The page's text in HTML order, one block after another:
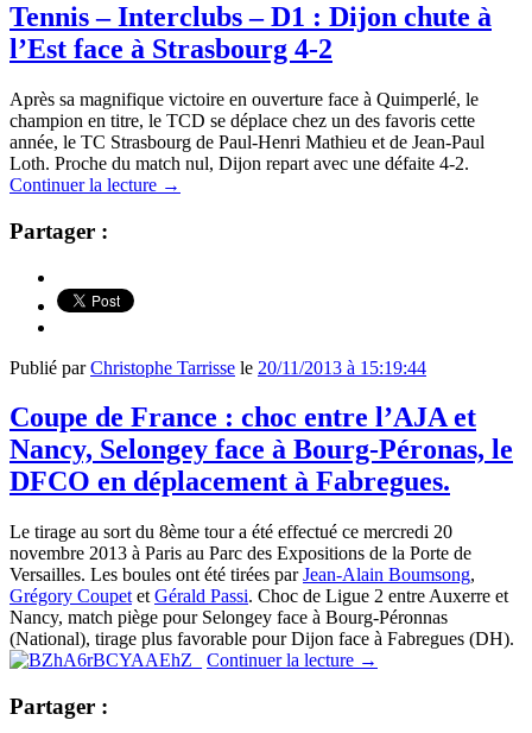
Tennis – Interclubs – D1 : Dijon chute à
l’Est face à Strasbourg 4-2
Après sa magnifique victoire en ouverture face à Quimperlé, le
champion en titre, le TCD se déplace chez un des favoris cette
année, le TC Strasbourg de Paul-Henri Mathieu et de Jean-Paul
Loth. Proche du match nul, Dijon repart avec une défaite 4-2.
Continuer la lecture →
Partager :
Publié parChristophe Tarrisse le 20/11/2013 à 15:19:44
Coupe de France : choc entre l’AJA et
Nancy, Selongey face à Bourg-Péronas, le
DFCO en déplacement à Fabregues.
Le tirage au sort du 8ème tour a été effectué ce mercredi 20
novembre 2013 à Paris au Parc des Expositions de la Porte de
Versailles. Les boules ont été tirées parJean-Alain Boumsong,
Grégory Coupet et Gérald Passi. Choc de Ligue 2 entre Auxerre et
Nancy, match piège pour Selongey face à Bourg-Péronnas
(National), tirage plus favorable pour Dijon face à Fabregues (DH).
Continuer la lecture →
Partager :